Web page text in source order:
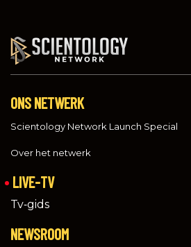
ONS NETWERK
Scientology Network Launch Special
Over het netwerk
LIVE-TV
Tv‑gids
NEWSROOM